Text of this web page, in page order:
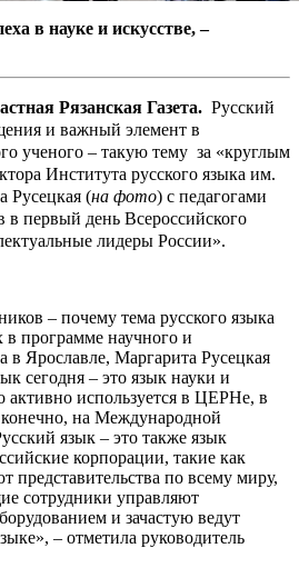
в науке и искусстве, –
Рязанская Газета. Русский
и важный элемент в
ученого – такую тему за «круглым
Института русского языка им.
Русецкая (на фото) с педагогами
в первый день Всероссийского
лидеры России».
– почему тема русского языка
в программе научного и
в Ярославле, Маргарита Русецкая
сегодня – это язык науки и
активно используется в ЦЕРНе, в
на Международной
язык – это также язык
корпорации, такие как
представительства по всему миру,
сотрудники управляют
и зачастую ведут
– отметила руководитель